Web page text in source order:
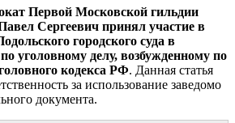
Первой Московской гильдии
Сергеевич принял участие в
городского суда в
уголовному делу, возбужденному по
кодекса РФ. Данная статья
за использование заведомо
документа.